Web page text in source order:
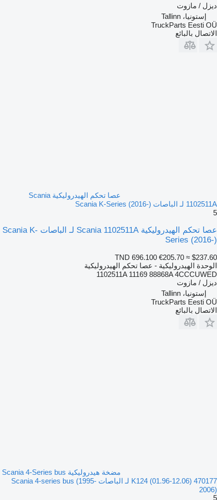
ديزل / مازوت
إستونيا، Tallinn
TruckParts Eesti OÜ
الاتصال بالبائع
عصا تحكم الهيدروليكية Scania
1102511A لـ الباصات Scania K-Series (2016-)
5
عصا تحكم الهيدروليكية Scania 1102511A لـ الباصات Scania K-
Series (2016-)
TND 696.100 €205.70 ≈ $237.60
الوحدة الهيدروليكية - عصا تحكم الهيدروليكية
1102511A 11169 88868A 4CCCUWED
ديزل / مازوت
إستونيا، Tallinn
TruckParts Eesti OÜ
الاتصال بالبائع
مضخة هيدروليكية Scania 4-Series bus
K124 (01.96-12.06) 470177 لـ الباصات Scania 4-series bus (1995-
2006)
5